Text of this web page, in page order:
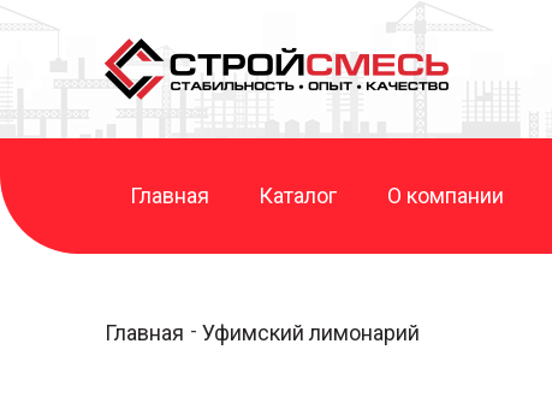
Главная Каталог О компании
Главная Уфимский лимонарий